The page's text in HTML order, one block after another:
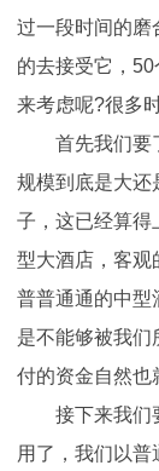
过一段时间的磨
的去接受它，
来考虑呢?很多
首先我们要
规模到底是大还
子，这已经算得
型大酒店，客观
普普通通的中型
是不能够被我们
付的资金自然也
接下来我们
用了，我们以